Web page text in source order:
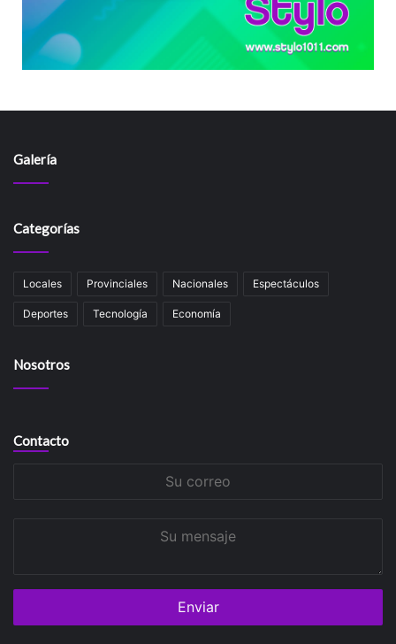
Galería
Categorías
Locales Provinciales Nacionales Espectáculos
Deportes Tecnología Economía
Nosotros
Contacto